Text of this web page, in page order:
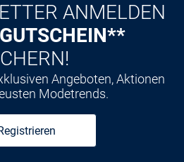
ANMELDEN
Angeboten, Aktionen
Modetrends.